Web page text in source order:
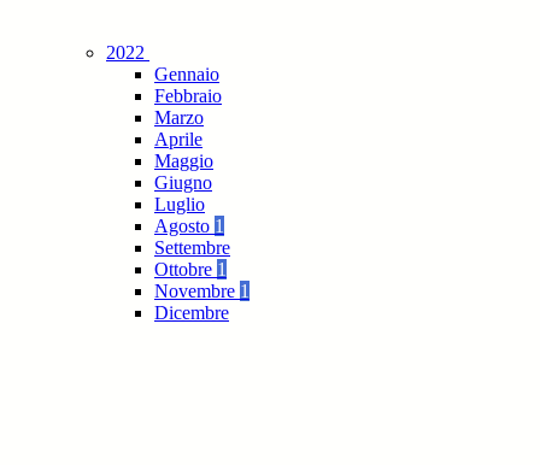
2022
Gennaio
Febbraio
Marzo
Aprile
Maggio
Giugno
Luglio
Agosto 1
Settembre
Ottobre 1
Novembre 1
Dicembre